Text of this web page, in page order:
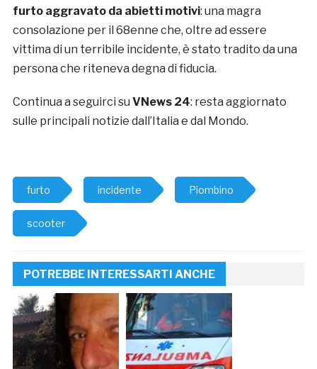
furto aggravato da abietti motivi: una magra
consolazione per il 68enne che, oltre ad essere
vittima di un terribile incidente, è stato tradito da una
persona che riteneva degna di fiducia.
Continua a seguirci su VNews 24: resta aggiornato
sulle principali notizie dall’Italia e dal Mondo.
furto incidente Piombino
scooter
POTREBBE INTERESSARTI ANCHE